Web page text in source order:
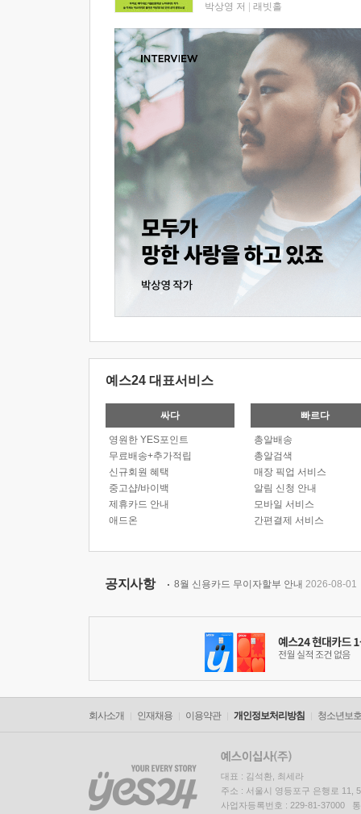
박상영 저 래빗홀
예스24 대표서비스
싸다
영원한 YES포인트
무료배송+추가적립
신규회원 혜택
중고샵/바이백
제휴카드 안내
애드온
빠르다
총알배송
총알검색
매장 픽업 서비스
알림 신청 안내
모바일 서비스
간편결제 서비스
공지사항 8월 신용카드 무이자할부 안내 2026-08-01
회사소개 인재채용 이용약관 개인정보처리방침 청소년보
대표 : 김석환, 최세라
주소 : 서울시 영등포구 은행로 11,
사업자등록번호 : 229-81-37000